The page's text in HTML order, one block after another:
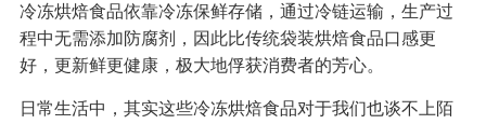
冷冻烘焙食品依靠冷冻保鲜存储，通过冷链运输，生产过
程中无需添加防腐剂，因此比传统袋装烘焙食品口感更
好，更新鲜更健康，极大地俘获消费者的芳心。
日常生活中，其实这些冷冻烘焙食品对于我们也谈不上陌